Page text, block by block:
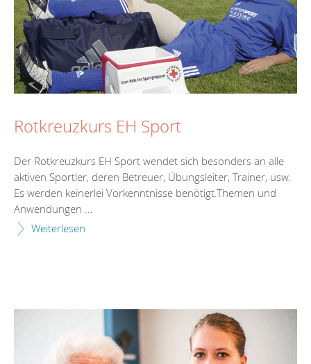
Rotkreuzkurs EH Sport
Der Rotkreuzkurs EH Sport wendet sich besonders an alle
aktiven Sportler, deren Betreuer, Übungsleiter, Trainer, usw.
Es werden keinerlei Vorkenntnisse benötigt.Themen und
Anwendungen ...
Weiterlesen